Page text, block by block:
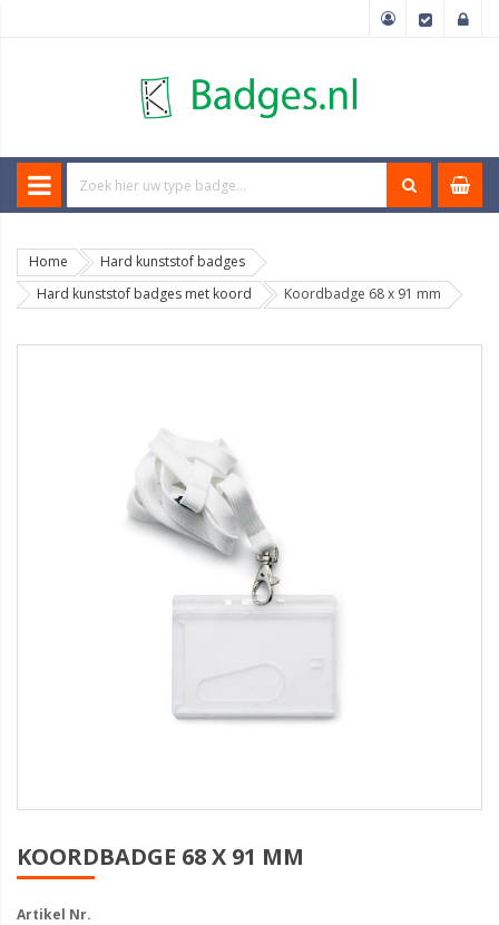
Home
Hard kunststof badges
Hard kunststof badges met koord
Koordbadge 68 x 91 mm
KOORDBADGE 68 X 91 MM
Artikel Nr.